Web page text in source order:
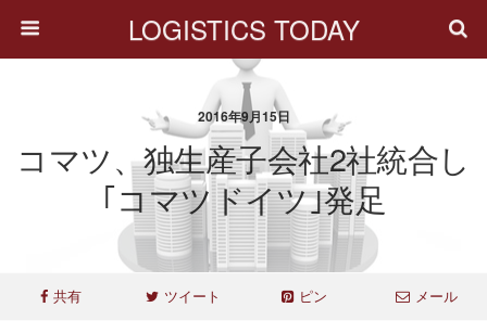
LOGISTICS TODAY
2016年9月15日
コマツ、独生産子会社2社統合し
｢コマツドイツ｣発足
共有 ツイート ピン メール